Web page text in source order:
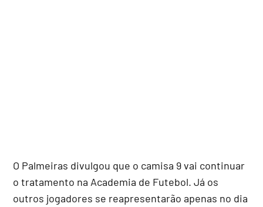
O Palmeiras divulgou que o camisa 9 vai continuar
o tratamento na Academia de Futebol. Já os
outros jogadores se reapresentarão apenas no dia